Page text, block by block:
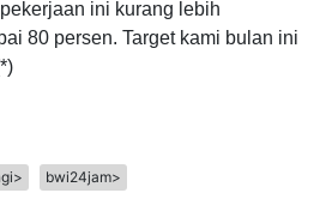
ini kurang lebih
80 persen. Target kami bulan ini
bwi24jam>